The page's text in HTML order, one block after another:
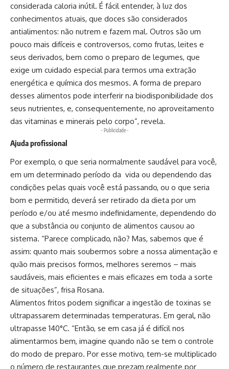
considerada caloria inútil. É fácil entender, à luz dos
conhecimentos atuais, que doces são considerados
antialimentos: não nutrem e fazem mal. Outros são um
pouco mais difíceis e controversos, como frutas, leites e
seus derivados, bem como o preparo de legumes, que
exige um cuidado especial para termos uma extração
energética e química dos mesmos. A forma de preparo
desses alimentos pode interferir na biodisponibilidade dos
seus nutrientes, e, consequentemente, no aproveitamento
das vitaminas e minerais pelo corpo”, revela.
- Publicidade -
Ajuda profissional
Por exemplo, o que seria normalmente saudável para você,
em um determinado período da vida ou dependendo das
condições pelas quais você está passando, ou o que seria
bom e permitido, deverá ser retirado da dieta por um
período e/ou até mesmo indefinidamente, dependendo do
que a substância ou conjunto de alimentos causou ao
sistema. “Parece complicado, não? Mas, sabemos que é
assim: quanto mais soubermos sobre a nossa alimentação e
quão mais precisos formos, melhores seremos – mais
saudáveis, mais eficientes e mais eficazes em toda a sorte
de situações”, frisa Rosana.
Alimentos fritos podem significar a ingestão de toxinas se
ultrapassarem determinadas temperaturas. Em geral, não
ultrapasse 140°C. “Então, se em casa já é difícil nos
alimentarmos bem, imagine quando não se tem o controle
do modo de preparo. Por esse motivo, tem-se multiplicado
o número de restaurantes que prezam realmente por